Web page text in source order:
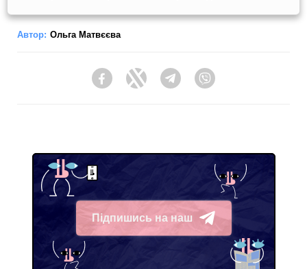
Автор: Ольга Матвєєва
FacebookTwitter Telegram
Підпишись на наш
Telegram